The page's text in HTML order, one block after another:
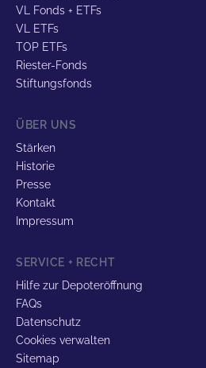
VL Fonds + ETFs
VL ETFs
TOP ETFs
Riester-Fonds
Stiftungsfonds
ÜBER UNS
Stärken
Historie
Presse
Kontakt
Impressum
SERVICE + RECHT
Hilfe zur Depoteröffnung
FAQs
Datenschutz
Cookies verwalten
Sitemap